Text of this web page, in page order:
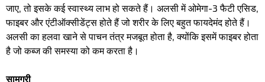
जाए, तो इसके कई स्वास्थ्य लाभ हो सकते हैं। अलसी में ओमेगा-3 फैटी एसिड,
फाइबर और एंटीऑक्सीडेंट्स होते हैं जो शरीर के लिए बहुत फायदेमंद होते हैं।
अलसी का हलवा खाने से पाचन तंत्र मजबूत होता है, क्योंकि इसमें फाइबर होता
है जो कब्ज की समस्या को कम करता है।
सामग्री